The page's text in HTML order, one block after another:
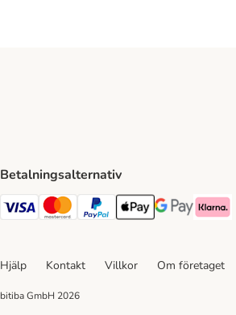
Betalningsalternativ
VISA Payment Method
Mastercard Payment Method
Paypal Payment Method
Apple Pay Payment
Google Pay
Klarna
Hjälp Kontakt Villkor Om företaget
bitiba GmbH 2026